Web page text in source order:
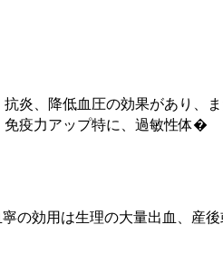
炎、降低血圧の効果があり、
免疫力アップ特に、過敏性体�
の効用は生理の大量出血、産